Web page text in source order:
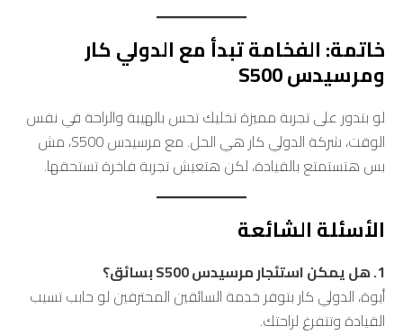
خاتمة: الفخامة تبدأ مع الدولي كار
ومرسيدس S500
لو بتدور على تجربة مميزة تخليك تحس بالهيبة والراحة في نفس
الوقت، شركة الدولي كار هي الحل. مع مرسيدس S500، مش
بس هتستمتع بالقيادة، لكن هتعيش تجربة فاخرة تستحقها.
الأسئلة الشائعة
1. هل يمكن استئجار مرسيدس S500 بسائق؟
أيوة، الدولي كار بتوفر خدمة السائقين المحترفين لو حابب تسيب
القيادة وتتفرغ لراحتك.